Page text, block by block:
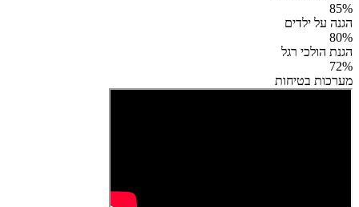
85%
הגנה על ילדים
80%
הגנת הולכי רגל
72%
מערכות בטיחות